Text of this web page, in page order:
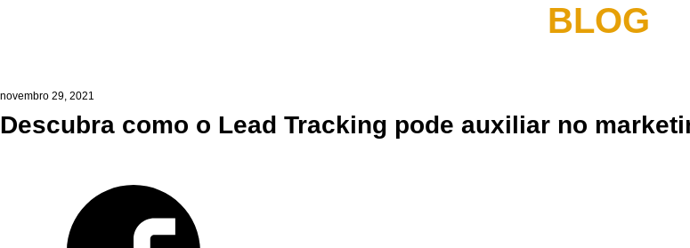
BLOG
novembro 29, 2021
Descubra como o Lead Tracking pode auxiliar no